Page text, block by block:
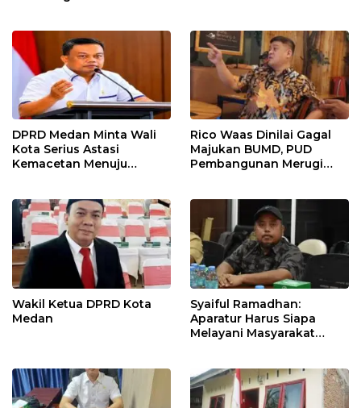
DPRD Medan Minta Wali
Kota Serius Astasi
Kemacetan Menuju
Rico Waas Dinilai Gagal
Majukan BUMD, PUD
Pembangunan Merugi
Wakil Ketua DPRD Kota
Medan
Syaiful Ramadhan:
Aparatur Harus Siapa
Melayani Masyarakat